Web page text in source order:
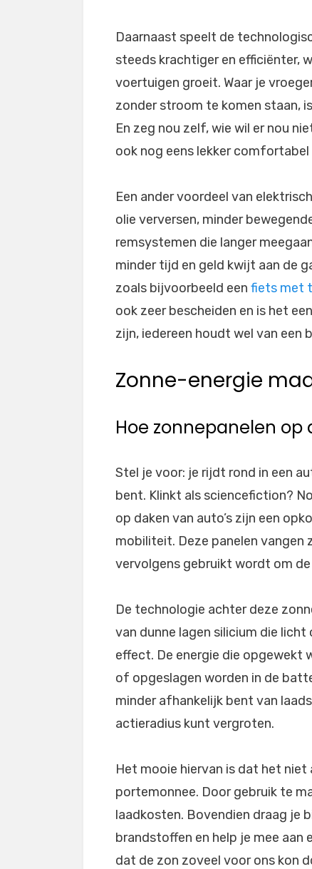
Daarnaast speelt de
steeds krachtiger en efficiënter,
voertuigen groeit. Waar je
zonder stroom te komen staan,
En zeg nou zelf, wie wil er nou
ook nog eens lekker
Een ander voordeel van
olie verversen, minder
remsystemen die langer
minder tijd en geld kwijt aan de
zoals bijvoorbeeld een fiets met
ook zeer bescheiden en is het
zijn, iedereen houdt wel van een
Zonne-energie
Hoe zonnepanelen op
Stel je voor: je rijdt rond in een
bent. Klinkt als sciencefiction?
op daken van auto’s zijn een
mobiliteit. Deze panelen vangen
vervolgens gebruikt wordt om
De technologie achter deze
van dunne lagen silicium die
effect. De energie die opgewekt
of opgeslagen worden in de
minder afhankelijk bent van
actieradius kunt vergroten.
Het mooie hiervan is dat het niet
portemonnee. Door gebruik te
laadkosten. Bovendien draag je
brandstoffen en help je mee aan
dat de zon zoveel voor ons kon